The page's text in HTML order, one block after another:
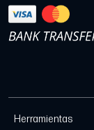
Herramientas